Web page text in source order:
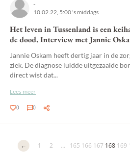
-
10.02.22, 5:00 's middags
Het leven in Tussenland is een
de dood. Interview met Jannie
Jannie Oskam heeft dertig jaar in de
ziek. De diagnose luidde uitgezaaide
direct wist dat...
Lees meer
0 0
← 1 2 ... 165 166 167 168 169